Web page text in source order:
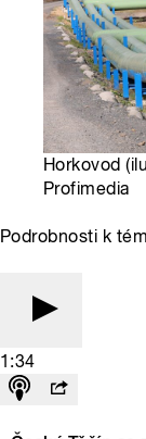
Horkovod
Profimedia
Podrobnosti k
1:34